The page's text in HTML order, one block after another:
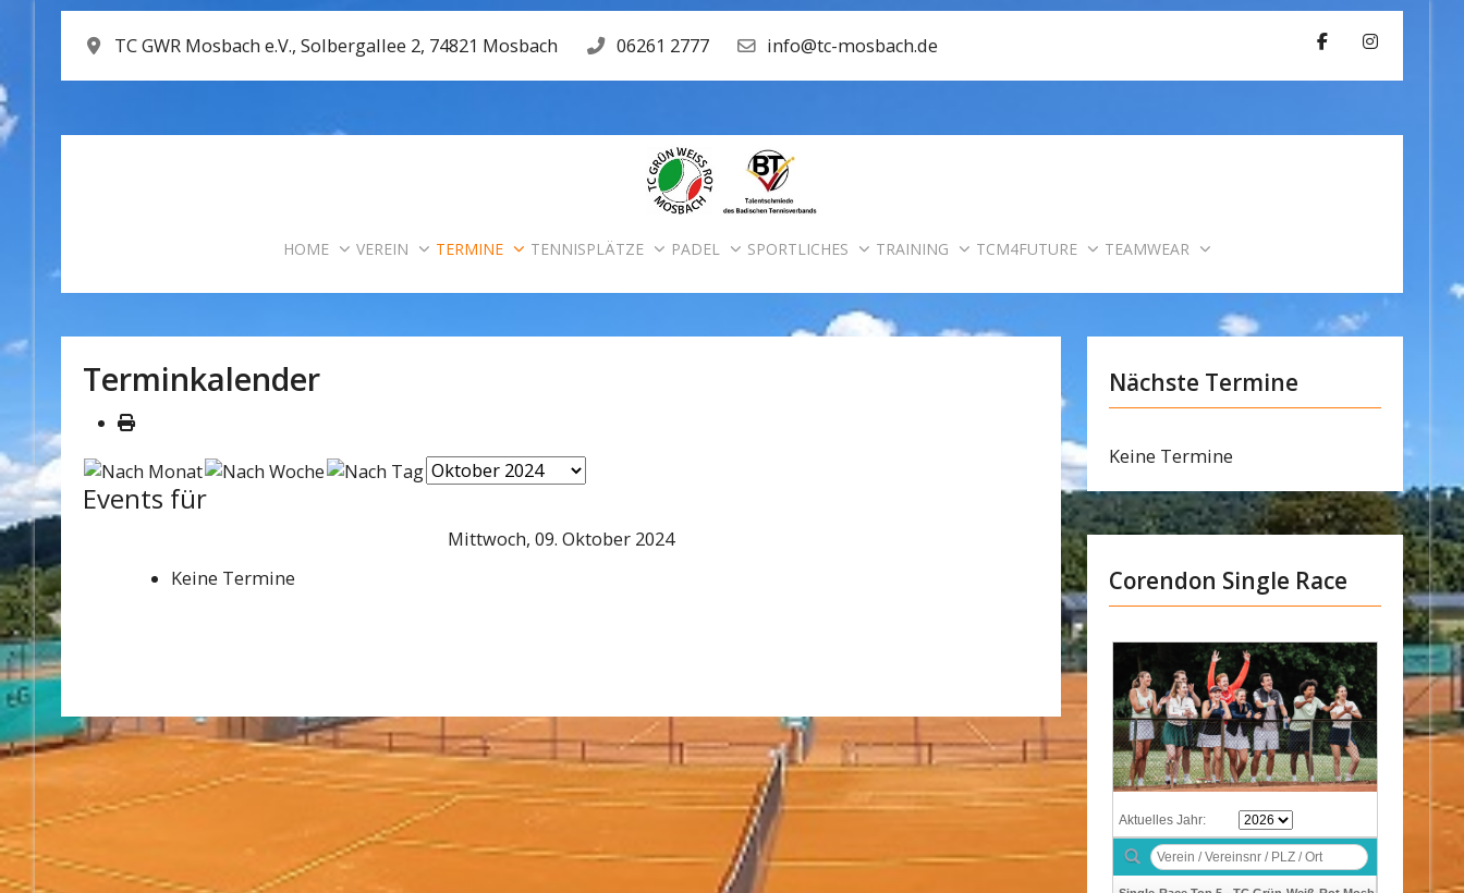
TC GWR Mosbach e.V., Solbergallee 2, 74821 Mosbach 06261 2777 info@tc-mosbach.de
HOME VEREIN TERMINE TENNISPLÄTZE PADEL SPORTLICHES TRAINING TCM4FUTURE TEAMWEAR
Terminkalender
Events für
Mittwoch, 09. Oktober 2024
Keine Termine
Nächste Termine
Keine Termine
Corendon Single Race